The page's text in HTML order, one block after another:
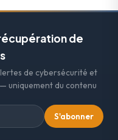
de
de cybersécurité et
uniquement du contenu
S'abonner